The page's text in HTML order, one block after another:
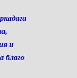
и
благо